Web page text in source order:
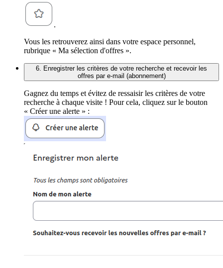
.
Vous les retrouverez ainsi dans votre espace personnel,
rubrique « Ma sélection d'offres ».
6. Enregistrer les critères de votre recherche et recevoir les
offres par e-mail (abonnement)
Gagnez du temps et évitez de ressaisir les critères de votre
recherche à chaque visite ! Pour cela, cliquez sur le bouton
« Créer une alerte » :